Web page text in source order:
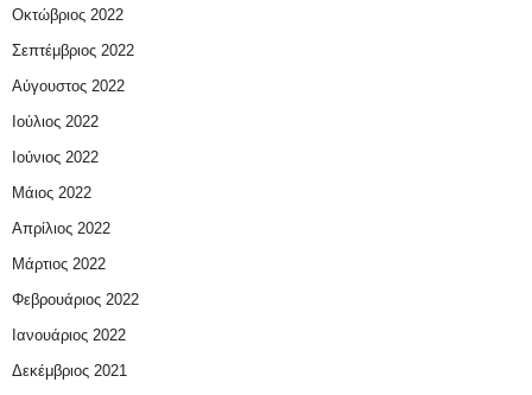
Οκτώβριος 2022
Σεπτέμβριος 2022
Αύγουστος 2022
Ιούλιος 2022
Ιούνιος 2022
Μάιος 2022
Απρίλιος 2022
Μάρτιος 2022
Φεβρουάριος 2022
Ιανουάριος 2022
Δεκέμβριος 2021